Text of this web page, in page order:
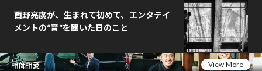
西野亮廣が、生まれて初めて、エンタテイ
メントの“音”を聞いた日のこと
相師相愛
View More